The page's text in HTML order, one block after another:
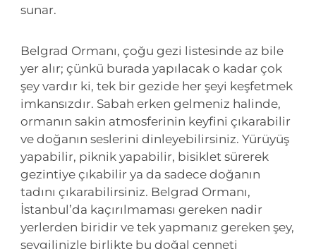
sunar.
Belgrad Ormanı, çoğu gezi listesinde az bile
yer alır; çünkü burada yapılacak o kadar çok
şey vardır ki, tek bir gezide her şeyi keşfetmek
imkansızdır. Sabah erken gelmeniz halinde,
ormanın sakin atmosferinin keyfini çıkarabilir
ve doğanın seslerini dinleyebilirsiniz. Yürüyüş
yapabilir, piknik yapabilir, bisiklet sürerek
gezintiye çıkabilir ya da sadece doğanın
tadını çıkarabilirsiniz. Belgrad Ormanı,
İstanbul’da kaçırılmaması gereken nadir
yerlerden biridir ve tek yapmanız gereken şey,
sevgilinizle birlikte bu doğal cenneti